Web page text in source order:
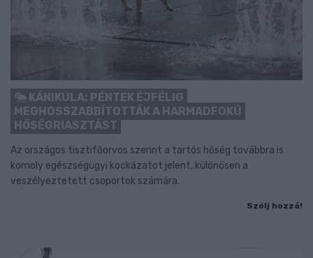
KÁNIKULA: PÉNTEK ÉJFÉLIG
MEGHOSSZABBÍTOTTÁK A HARMADFOKÚ
HŐSÉGRIASZTÁST
Az országos tisztifőorvos szerint a tartós hőség továbbra is
komoly egészségügyi kockázatot jelent, különösen a
veszélyeztetett csoportok számára.
Szólj hozzá!